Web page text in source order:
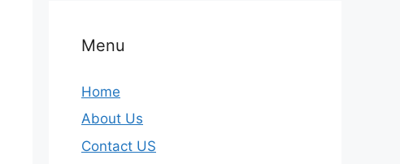
Menu
Home
About Us
Contact US